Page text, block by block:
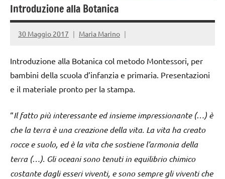
Introduzione alla Botanica
30 Maggio 2017 Maria Marino
Introduzione alla Botanica col metodo Montessori, per
bambini della scuola d’infanzia e primaria. Presentazioni
e il materiale pronto per la stampa.
“Il fatto più interessante ed insieme impressionante (…) è
che la terra è una creazione della vita. La vita ha creato
rocce e suolo, ed è la vita che sostiene l’armonia della
terra (…). Gli oceani sono tenuti in equilibrio chimico
costante dagli esseri viventi, e sono sempre gli viventi che